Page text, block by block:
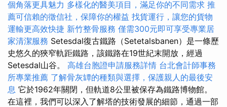
個角落更具魅力 多樣化的醫美項目，滿足你的不同需求 推
薦可信賴的徵信社，保障你的權益 找貨運行，讓您的貨物
運輸更高效快捷 新竹整骨服務 僅需300元即可享受專業居
家清潔服務 Setesdal復古鐵路（Setetalsbanen）是一條歷
史悠久的狹窄軌距鐵路，該鐵路在19世紀末開放，經過
Setesdal山谷。 高雄台胞證申請服務詳情 台北會計師事務
所專業推薦 了解骨灰罈的種類與選擇，保護親人的最後安
息 它於1962年關閉，但軌道8公里被保存為鐵路博物館。
在這裡，我們可以深入了解塔的技術發展的細節，通過一部